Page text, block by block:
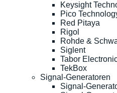
Keysight
Pico
Red Pitaya
Rigol
Rohde &
Siglent
Tabor
TekBox
Signal-Generatoren
Signal-